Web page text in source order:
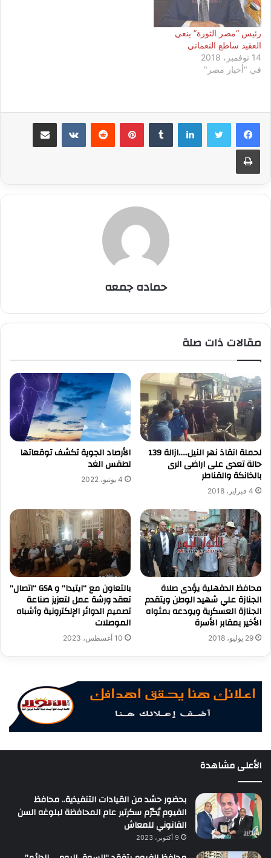
رئيس “مصر الثورة” ينعي
العقيد ساطع النعماني
14 نوفمبر، 2018
في "أخبار مصر"
لينكدإن بينتيريست مشاركة عبر البريد
طباعة
حماده جمعه
مقالات ذات صلة
لحملة انقاذ نهر النيل…..ازالة 139
حالة تعدى على اراضى الرى
بالخانكة والقناطر
4 فبراير، 2018
الأرصاد الجوية تكشف توقعاتها
لطقس الغد
4 يونيو، 2022
محافظ الدقهلية يؤدى صلاة
الجنازة علي شهيد الوطن ويتقدم
الجنازة العسكرية ويودعه بمثواه
الأخير بمقابر الأسرة
29 يوليو، 2018
بالتعاون مع “ايتيدا” و GSA “اتصال”
تعقد ورشة عمل لتعزيز صناعة
تصميم الدوائر الإلكترونية وأشباه
الموصلات
10 أغسطس، 2023
الأعلى مشاهدة
بحضور حشد من القيادات التنفيذية.. محافظ
الفيوم يُكرّم سكرتير عام المحافظة لبلوغه السن
القانوني للمعاش
9 أكتوبر، 2023